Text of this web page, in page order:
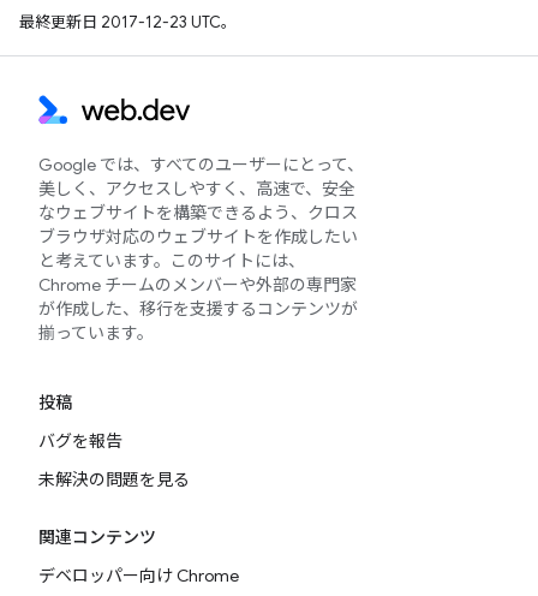
最終更新日 2017-12-23 UTC。
Google では、すべてのユーザーにとって、
美しく、アクセスしやすく、高速で、安全
なウェブサイトを構築できるよう、クロス
ブラウザ対応のウェブサイトを作成したい
と考えています。このサイトには、
Chrome チームのメンバーや外部の専門家
が作成した、移行を支援するコンテンツが
揃っています。
投稿
バグを報告
未解決の問題を見る
関連コンテンツ
デベロッパー向け Chrome